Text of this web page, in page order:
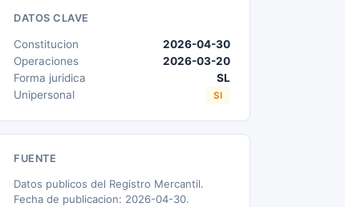
DATOS CLAVE
Constitucion
2026-04-30
Operaciones
2026-03-20
Forma juridica
SL
Unipersonal
SI
FUENTE
Datos publicos del Registro Mercantil.
Fecha de publicacion: 2026-04-30.